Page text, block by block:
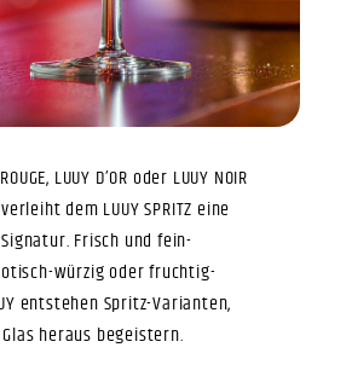
LUUY D’OR oder LUUY NOIR
dem LUUY SPRITZ eine
Frisch und fein-
würzig oder fruchtig-
entstehen Spritz-Varianten,
heraus begeistern.